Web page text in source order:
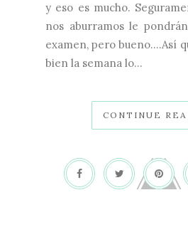
y eso es mucho.
nos aburramos le
examen, pero bueno....Así
bien la semana lo...
CONTINUE